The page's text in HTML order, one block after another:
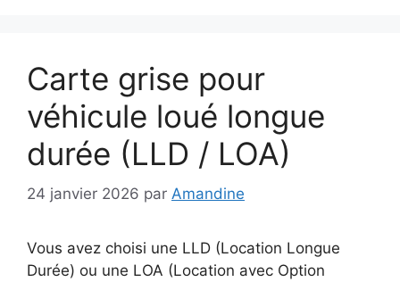
Carte grise pour
véhicule loué longue
durée (LLD / LOA)
24 janvier 2026 par Amandine
Vous avez choisi une LLD (Location Longue
Durée) ou une LOA (Location avec Option